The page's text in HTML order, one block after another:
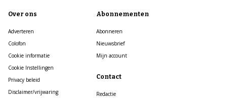
Over ons
Adverteren
Colofon
Cookie informatie
Cookie Instellingen
Privacy beleid
Disclaimer/vrijwaring
Abonnementen
Abonneren
Nieuwsbrief
Mijn account
Contact
Redactie